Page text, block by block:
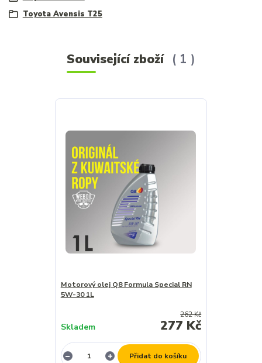
Toyota Avensis T25
Související zboží 1
Motorový olej Q8 Formula Special RN
5W-30 1L
262 Kč
277 Kč
Skladem
Přidat do košíku